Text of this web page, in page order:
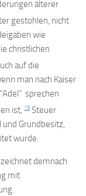
älterer
gestohlen, nicht
wie
christlichen
auf die
man nach Kaiser
sprechen
ist, 13 Steuer
Grundbesitz,
wurde.
demnach
mit